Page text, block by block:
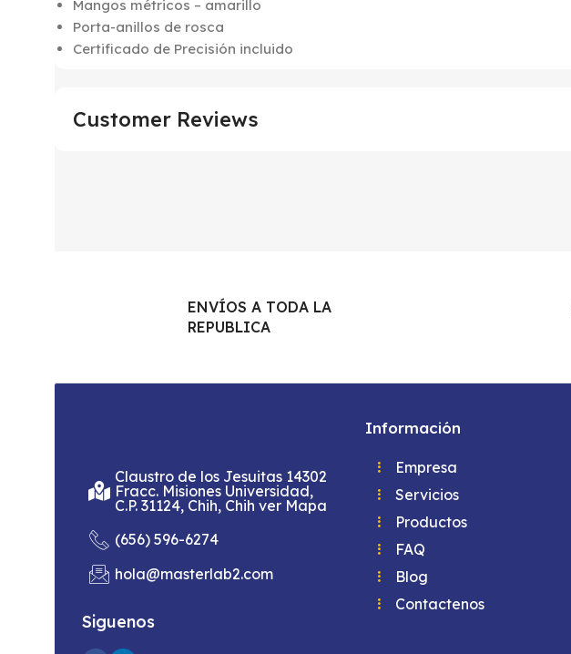
Mangos métricos – amarillo
Porta-anillos de rosca
Certificado de Precisión incluido
Customer Reviews
ENVÍOS A TODA LA
REPUBLICA
Claustro de los Jesuitas 14302
Fracc. Misiones Universidad,
C.P. 31124, Chih, Chih ver Mapa
(656) 596-6274
hola@masterlab2.com
Siguenos
Información
Empresa
Servicios
Productos
FAQ
Blog
Contactenos